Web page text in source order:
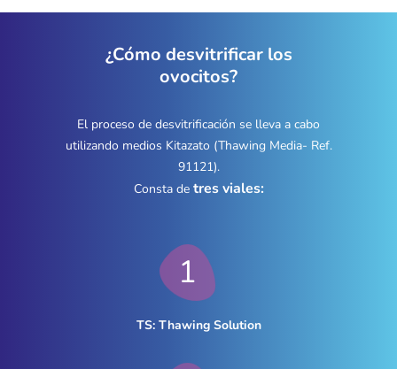
¿Cómo desvitrificar los
ovocitos?
El proceso de desvitrificación se lleva a cabo
utilizando medios Kitazato (Thawing Media- Ref.
91121).
Consta de tres viales:
1
TS: Thawing Solution